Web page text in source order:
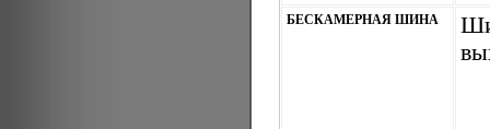
БЕСКАМЕРНАЯ ШИНА